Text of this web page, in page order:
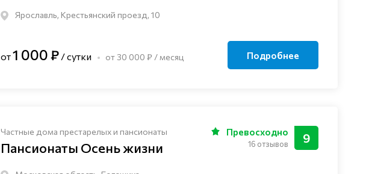
Ярославль, Крестьянский проезд, 10
от1 000 ₽ / сутки от 30 000 ₽ / месяц Подробнее
Частные дома престарелых и пансионаты
Пансионаты Осень жизни
9
Превосходно
16 отзывов